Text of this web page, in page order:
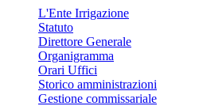
L'Ente Irrigazione
Statuto
Direttore Generale
Organigramma
Orari Uffici
Storico amministrazioni
Gestione commissariale